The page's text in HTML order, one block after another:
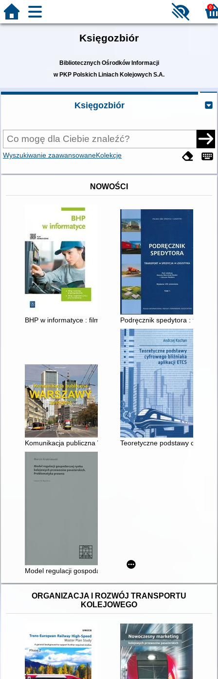
0
Księgozbiór
Bibliotecznych Ośrodków Informacji
w PKP Polskich Liniach Kolejowych S.A.
Księgozbiór
Wyszukiwanie zaawansowaneKolekcje
NOWOŚCI
BHP w informatyce : filmy z ochrony przeciwpożarowej, filmy
Podręcznik spedytora :
Komunikacja publiczna WarszawyTeoretyczne podstawy
Model regulacji gospodarczej rynku kolejowych przewozów
ORGANIZACJA I ROZWÓJ TRANSPORTU
KOLEJOWEGO